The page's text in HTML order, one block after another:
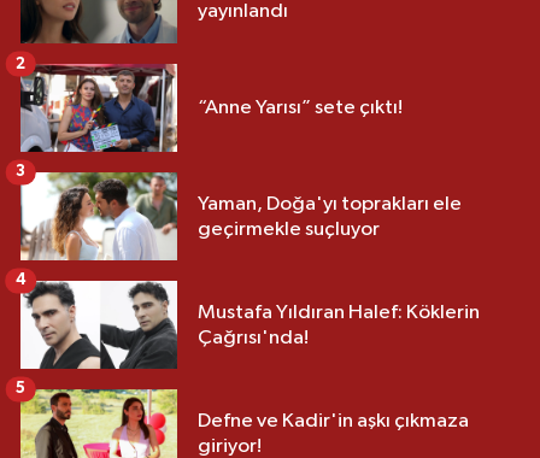
yayınlandı
“Anne Yarısı” sete çıktı!
2
Yaman, Doğa'yı toprakları ele
geçirmekle suçluyor
3
Mustafa Yıldıran Halef: Köklerin
Çağrısı'nda!
4
Defne ve Kadir'in aşkı çıkmaza
giriyor!
5